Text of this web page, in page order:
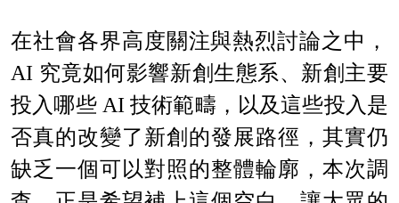
在社會各界高度關注與熱烈討論之中，
AI 究竟如何影響新創生態系、新創主要
投入哪些 AI 技術範疇，以及這些投入是
否真的改變了新創的發展路徑，其實仍
缺乏一個可以對照的整體輪廓，本次調